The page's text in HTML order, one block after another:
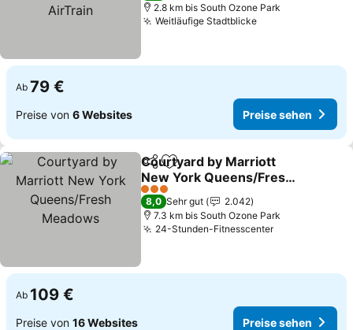
2.8 km bis South Ozone Park
Weitläufige StadtblickePreise sehen
Ab 79 €
Preise von 6 Websites Preise sehen
TeilenZu Favoriten hinzufügen
Courtyard by Marriott
New York Queens/Fresh
Meadows
Preise sehen
3 Sterne
8,0 Sehr gut
2.042
7.3 km bis South Ozone Park
24-Stunden-FitnesscenterPreise sehen
Ab 109 €
Preise von 16 Websites Preise sehen